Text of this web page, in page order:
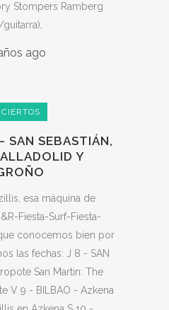
Stompers Ramberg
ago
SAN SEBASTIÁN,
Y
esa máquina de
Fiesta-Surf-Fiesta-
conocemos bien por
las fechas: J 8 - SAN
San Martin: The
V 9 - BILBAO - Azkena